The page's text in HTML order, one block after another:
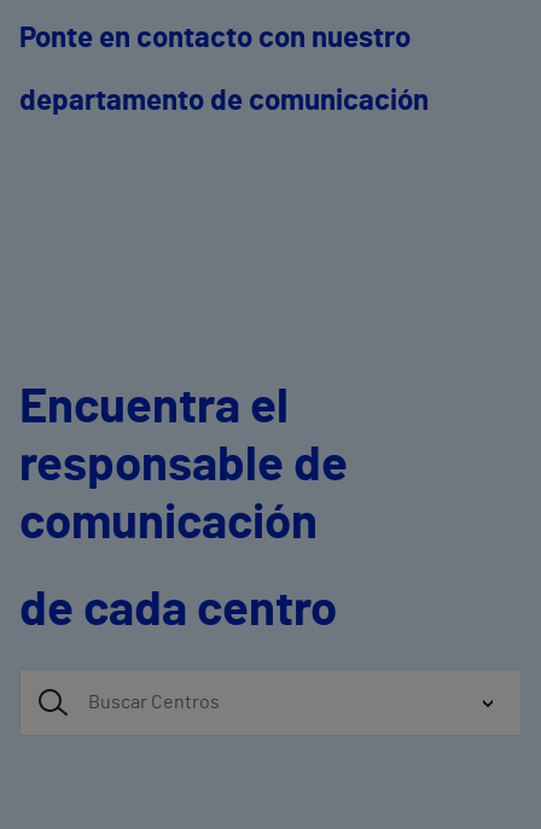
Ponte en contacto con nuestro
departamento de comunicación
Encuentra el
responsable de
comunicación
de cada centro